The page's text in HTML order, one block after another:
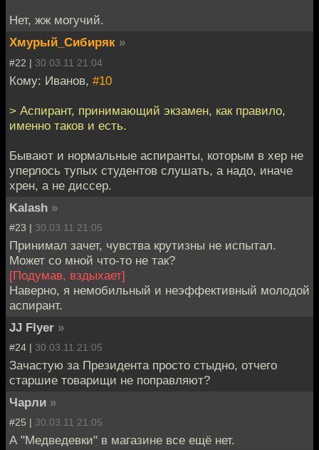
Нет, жж могучий.
Хмурый_Сибиряк »
#22 | 30.03.11 21:04
Кому: Иванов, #10
> Аспирант, принимающий экзамен, как правило,
именно таков и есть.
Бывают и нормальные аспиранты, которым в хер не
уперлось тупых студентов слушать, а надо, иначе
хрен, а не диссер.
Kalash »
#23 | 30.03.11 21:05
Принимал зачет, чувства крутизны не испытал.
Может со мной что-то не так?
[Подумав, вздыхает]
Наверно, я немобильный и неэффективный молодой
аспирант.
JJ Flyer »
#24 | 30.03.11 21:05
Зачастую за Президента просто стыдно, отчего
старшие товарищи не поправляют?
Чарли »
#25 | 30.03.11 21:05
А "Медведевки" в магазине все ещё нет.